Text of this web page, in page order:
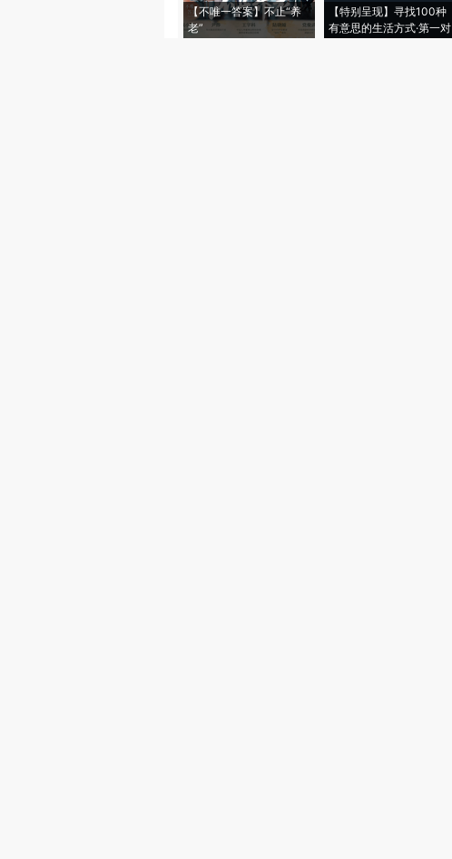
【不唯一答案】不止“养
老”
【特别呈现】寻找100种
有意思的生活方式·第一对